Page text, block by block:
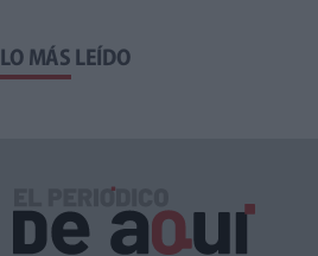
LO MÁS LEÍDO